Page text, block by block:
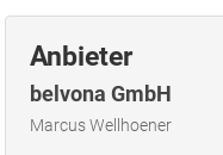
Anbieter
belvona GmbH
Marcus Wellhoener